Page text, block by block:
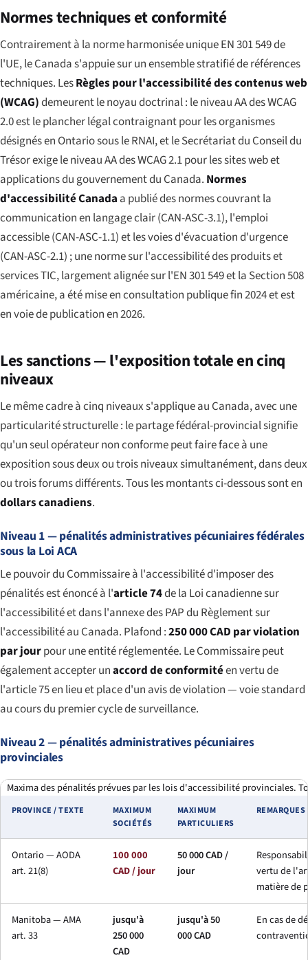
Normes techniques et conformité
Contrairement à la norme harmonisée unique EN 301 549 de
l'UE, le Canada s'appuie sur un ensemble stratifié de références
techniques. LesRègles pour l'accessibilité des contenus web
(WCAG)demeurent le noyau doctrinal : le niveau AA des WCAG
2.0 est le plancher légal contraignant pour les organismes
désignés en Ontario sous le RNAI, et le Secrétariat du Conseil du
Trésor exige le niveau AA des WCAG 2.1 pour les sites web et
applications du gouvernement du Canada. Normes
d'accessibilité Canada a publié des normes couvrant la
communication en langage clair (CAN-ASC-3.1), l'emploi
accessible (CAN-ASC-1.1) et les voies d'évacuation d'urgence
(CAN-ASC-2.1) ; une norme sur l'accessibilité des produits et
services TIC, largement alignée sur l'EN 301 549 et la Section 508
américaine, a été mise en consultation publique fin 2024 et est
en voie de publication en 2026.
Les sanctions — l'exposition totale en cinq
niveaux
Le même cadre à cinq niveaux s'applique au Canada, avec une
particularité structurelle : le partage fédéral-provincial signifie
qu'un seul opérateur non conforme peut faire face à une
exposition sous deux ou trois niveaux simultanément, dans deux
ou trois forums différents. Tous les montants ci-dessous sont en
dollars canadiens.
Niveau 1 — pénalités administratives pécuniaires fédérales
sous la Loi ACA
Le pouvoir du Commissaire à l'accessibilité d'imposer des
pénalités est énoncé à l'article 74de la Loi canadienne sur
l'accessibilité et dans l'annexe des PAP du Règlement sur
l'accessibilité au Canada. Plafond :250 000 CAD par violation
par jourpour une entité réglementée. Le Commissaire peut
également accepter unaccord de conformitéen vertu de
l'article 75 en lieu et place d'un avis de violation — voie standard
au cours du premier cycle de surveillance.
Niveau 2 — pénalités administratives pécuniaires
provinciales
Maxima des pénalités prévues par les lois d'accessibilité provinciales.
PROVINCE / TEXTE
MAXIMUM
SOCIÉTÉS
MAXIMUM
PARTICULIERS
REMARQUES
Ontario — AODA
art. 21(8)
100 000
CAD / jour
50 000 CAD /
jour
vertu de
matière de
Manitoba — AMA
art. 33
jusqu'à
250 000
CAD
jusqu'à 50
000 CAD
En cas de